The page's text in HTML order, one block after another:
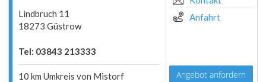
Lindbruch 11
18273 Güstrow
Tel: 03843 213333
10 km Umkreis von Mistorf
Anfahrt
Angebot anfordern